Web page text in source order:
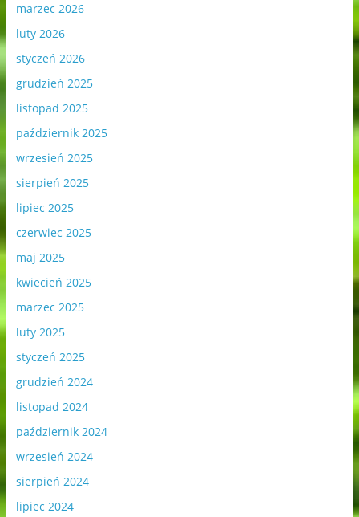
marzec 2026
luty 2026
styczeń 2026
grudzień 2025
listopad 2025
październik 2025
wrzesień 2025
sierpień 2025
lipiec 2025
czerwiec 2025
maj 2025
kwiecień 2025
marzec 2025
luty 2025
styczeń 2025
grudzień 2024
listopad 2024
październik 2024
wrzesień 2024
sierpień 2024
lipiec 2024